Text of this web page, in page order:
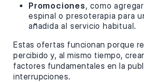
Promociones, como
espinal o presoterapia para
añadida al servicio habitual.
Estas ofertas funcionan porque
percibido y, al mismo tiempo,
factores fundamentales en la
interrupciones.